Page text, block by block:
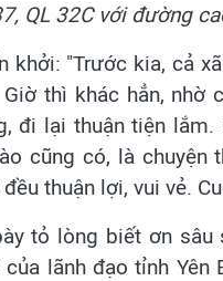
QL 32C với đường
khởi: "Trước kia, cả
thì khác hẳn, nhờ
đi lại thuận tiện
cũng có, là chuyện
thuận lợi, vui vẻ.
tỏ lòng biết ơn
lãnh đạo tỉnh Yên